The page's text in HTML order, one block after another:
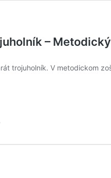
–
trojuholník. V metodickom